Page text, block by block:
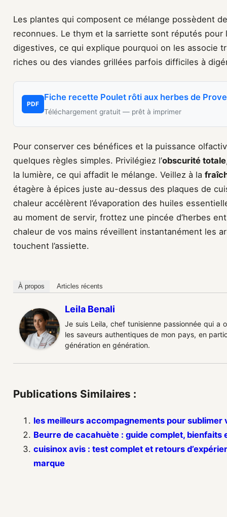
Les plantes qui composent ce mélange possèdent
reconnues. Le thym et la sarriette sont réputés
digestives, ce qui explique pourquoi on les associe
riches ou des viandes grillées parfois difficiles à
PDF
Fiche recette Poulet rôti aux herbes de
Téléchargement gratuit — prêt à imprimer
Pour conserver ces bénéfices et la puissance
quelques règles simples. Privilégiez l’obscurité totale
la lumière, ce qui affadit le mélange. Veillez à la
étagère à épices juste au-dessus des plaques de
chaleur accélèrent l’évaporation des huiles
au moment de servir, frottez une pincée d’herbes
chaleur de vos mains réveillent instantanément les
touchent l’assiette.
À propos Articles récents
Leila Benali
Je suis Leila, chef tunisienne passionnée qui a
les saveurs authentiques de mon pays, en
génération en génération.
Publications Similaires :
les meilleurs accompagnements pour sublimer
Beurre de cacahuète : guide complet, bienfaits
cuisinox avis : test complet et retours
marque